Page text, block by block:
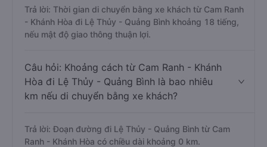
Trả lời: Thời gian di chuyển bằng xe khách từ Cam Ranh
- Khánh Hòa đi Lệ Thủy - Quảng Bình khoảng 18 tiếng,
nếu mật độ giao thông thuận lợi.
Câu hỏi: Khoảng cách từ Cam Ranh - Khánh
Hòa đi Lệ Thủy - Quảng Bình là bao nhiêu
km nếu di chuyển bằng xe khách?
Trả lời: Đoạn đường đi Lệ Thủy - Quảng Bình từ Cam
Ranh - Khánh Hòa có chiều dài khoảng 0 km.